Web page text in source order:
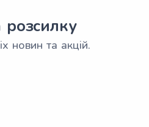
розсилку
новин та акцій.